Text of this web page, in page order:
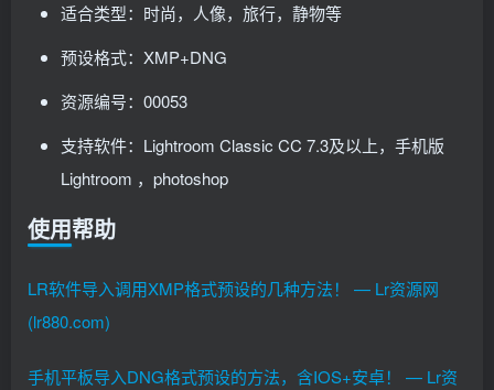
适合类型：时尚，人像，旅行，静物等
预设格式：XMP+DNG
资源编号：00053
支持软件：Lightroom Classic CC 7.3及以上，手机版
Lightroom ，photoshop
使用帮助
LR软件导入调用XMP格式预设的几种方法！ — Lr资源网
(lr880.com)
手机平板导入DNG格式预设的方法，含IOS+安卓！ — Lr资